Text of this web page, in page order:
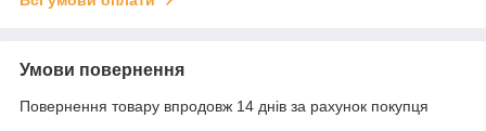
Умови повернення
Повернення товару впродовж 14 днів за рахунок покупця